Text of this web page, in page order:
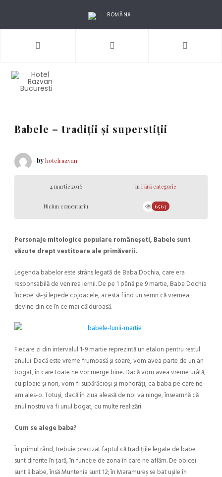
ROMÂNĂ
Babele – tradiții și superstiții
byhotelrazvan
4 martie 2016 in Fără categorie
Niciun comentariu 6563
Personaje mitologice populare româneșeti, Babele sunt
văzute drept vestitoare ale primăverii.
Legenda babelor este strâns legată de Baba Dochia, care era
responsabilă de venirea iernii. De pe 1 până pe 9 martie, Baba Dochia
începe să-și lepede cojoacele, acesta fiind un semn că vremea
devine din ce în ce mai călduroasă.
Fiecare zi din intervalul 1-9 martie reprezintă un etalon pentru restul
anului. Dacă este vreme frumoasă și soare, vom avea parte de un an
bogat, în care toate ne vor merge bine. Dacă vom avea vreme urâtă,
cu ploaie și nori, vom fi supărăcioși și mohorâți, ca baba pe care ne-
am ales-o. Totuși, dacă în ziua aleasă de noi va ninge, înseamnă că
anul nostru va fi unul bogat, cu multe realizări.
Cum se alege baba?
În primul rând, trebuie precizat faptul că tradițiile legate de babe
sunt diferite în țară, în funcție de zona în care ne aflăm. De obicei
sunt 9 babe, însă Muntenia sunt 12; în Maramureș se bat ușile în